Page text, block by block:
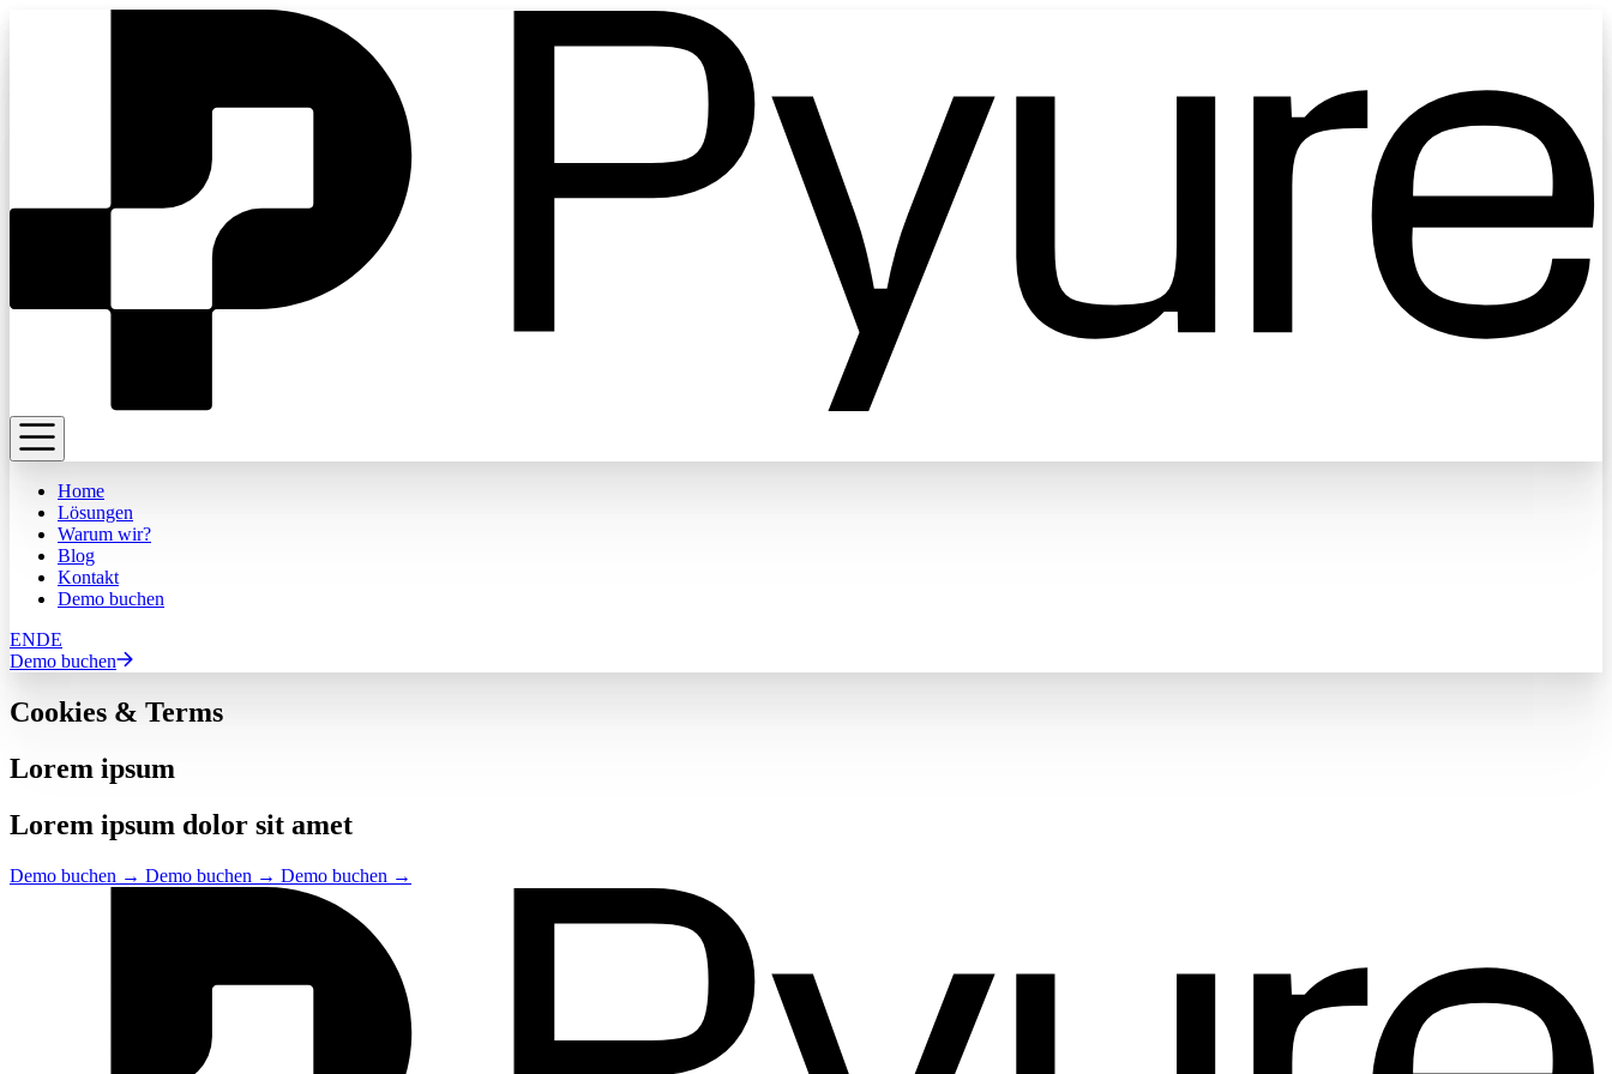
Home
Lösungen
Warum wir?
Blog
Kontakt
Demo buchen
ENDE
Demo buchen
Cookies & Terms
Lorem ipsum
Lorem ipsum dolor sit amet
Demo buchen → Demo buchen → Demo buchen →